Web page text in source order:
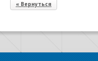
« Вернуться